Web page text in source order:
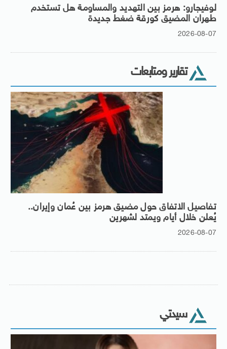
لوفيجارو: هرمز بين التهديد والمساومة هل تستخدم
طهران المضيق كورقة ضغط جديدة
2026-08-07
تقارير ومتابعات
تفاصيل الاتفاق حول مضيق هرمز بين عُمان وإيران..
يُعلن خلال أيام ويمتد لشهرين
2026-08-07
سيدتي